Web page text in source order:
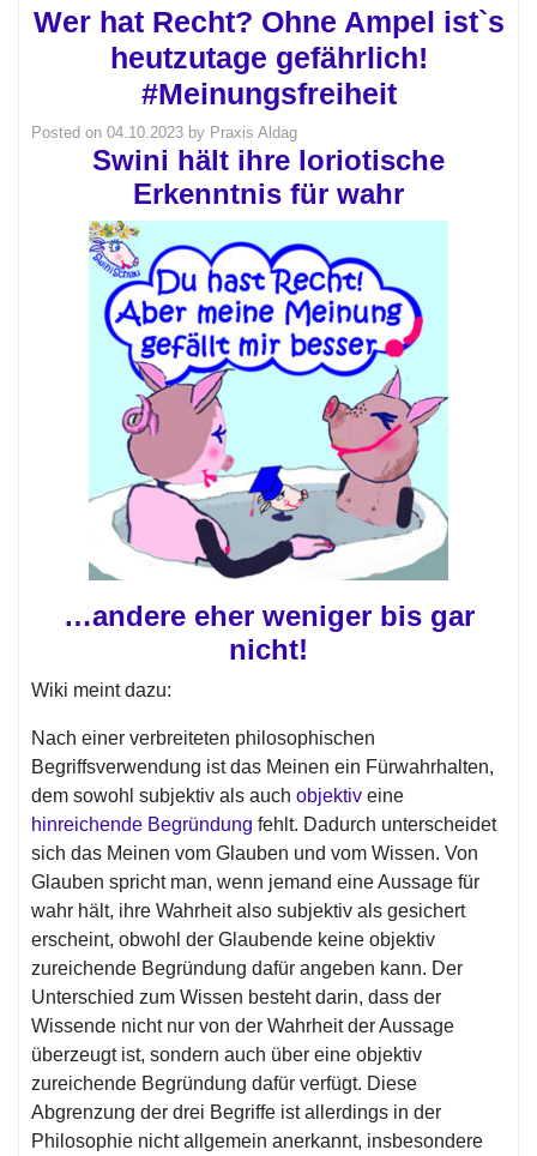
Wer hat Recht? Ohne Ampel ist`s
heutzutage gefährlich!
#Meinungsfreiheit
Posted on 04.10.2023 by Praxis Aldag
Swini hält ihre loriotische
Erkenntnis für wahr
…andere eher weniger bis gar
nicht!
Wiki meint dazu:
Nach einer verbreiteten philosophischen
Begriffsverwendung ist das Meinen ein Fürwahrhalten,
dem sowohl subjektiv als auch objektiv eine
hinreichende Begründung fehlt. Dadurch unterscheidet
sich das Meinen vom Glauben und vom Wissen. Von
Glauben spricht man, wenn jemand eine Aussage für
wahr hält, ihre Wahrheit also subjektiv als gesichert
erscheint, obwohl der Glaubende keine objektiv
zureichende Begründung dafür angeben kann. Der
Unterschied zum Wissen besteht darin, dass der
Wissende nicht nur von der Wahrheit der Aussage
überzeugt ist, sondern auch über eine objektiv
zureichende Begründung dafür verfügt. Diese
Abgrenzung der drei Begriffe ist allerdings in der
Philosophie nicht allgemein anerkannt, insbesondere